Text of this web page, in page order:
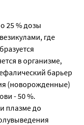
25 % дозы
где
в организме,
барьер
(новорожденные)
- 50 %.
плазме до